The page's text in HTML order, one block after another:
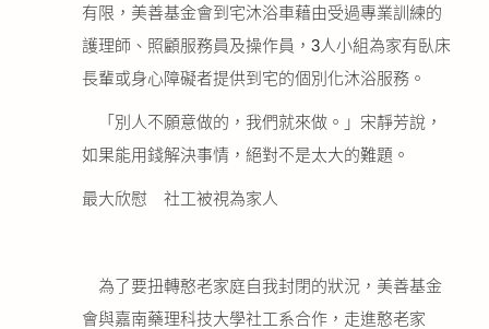
有限，美善基金會到宅沐浴車藉由受過專業訓練的
護理師、照顧服務員及操作員，3人小組為家有臥床
長輩或身心障礙者提供到宅的個別化沐浴服務。
「別人不願意做的，我們就來做。」宋靜芳說，
如果能用錢解決事情，絕對不是太大的難題。
最大欣慰 社工被視為家人
為了要扭轉憨老家庭自我封閉的狀況，美善基金
會與嘉南藥理科技大學社工系合作，走進憨老家